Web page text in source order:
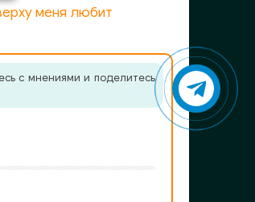
меня любит
с мнениями и поделитесь